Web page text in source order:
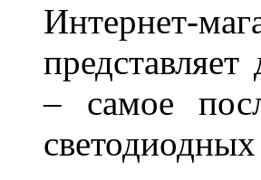
Интернет-
– самое